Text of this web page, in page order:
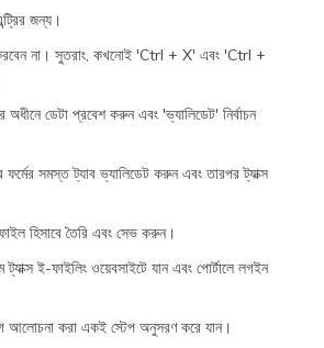
জন্য।
না। সুতরাং, কখনোই 'Ctrl + X' এবং 'Ctrl +
অধীনে ডেটা প্রবেশ করুন এবং 'ভ্যালিডেট' নির্বাচন
সমস্ত ট্যাব ভ্যালিডেট করুন এবং তারপর ট্যাক্স
হিসাবে তৈরি এবং সেভ করুন।
ই-ফাইলিং ওয়েবসাইটে যান এবং পোর্টালে লগইন
আলোচনা করা একই স্টেপ অনুসরণ করে যান।